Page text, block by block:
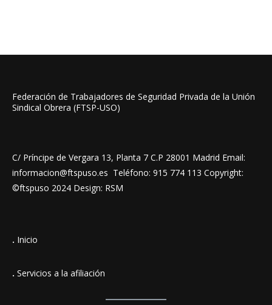
Federación de Trabajadores de Seguridad Privada de la Unión
Sindical Obrera (FTSP-USO)
C/ Príncipe de Vergara 13, Planta 7 C.P 28001 Madrid Email:
informacion@ftspuso.es Teléfono: 915 774 113 Copyright:
©ftspuso 2024 Design: RSM
. Inicio
. Servicios a la afiliación